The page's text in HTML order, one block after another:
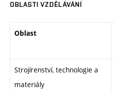
OBLASTI VZDĚLÁVÁNÍ
Oblast
Strojírenství, technologie a
materiály